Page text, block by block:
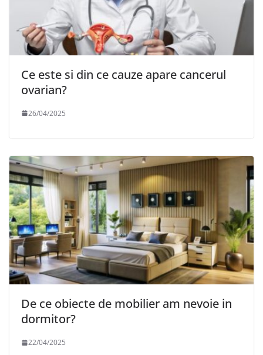
Ce este si din ce cauze apare cancerul
ovarian?
26/04/2025
De ce obiecte de mobilier am nevoie in
dormitor?
22/04/2025